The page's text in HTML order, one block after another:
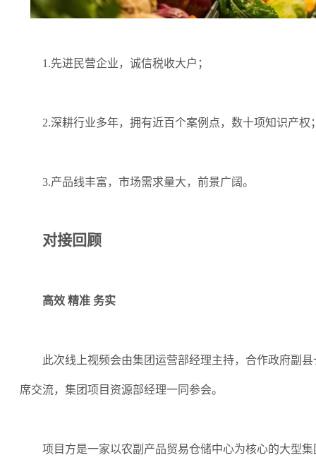
1.先进民营企业，诚信税收大户；
2.深耕行业多年，拥有近百个案例点，数十项知识产权
3.产品线丰富，市场需求量大，前景广阔。
对接回顾
高效 精准 务实
此次线上视频会由集团运营部经理主持，合作政府副县
席交流，集团项目资源部经理一同参会。
项目方是一家以农副产品贸易仓储中心为核心的大型集